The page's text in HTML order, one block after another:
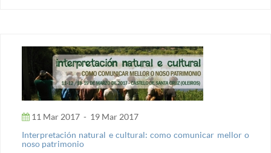
11 Mar 2017 - 19 Mar 2017
Interpretación natural e cultural: como comunicar mellor o
noso patrimonio